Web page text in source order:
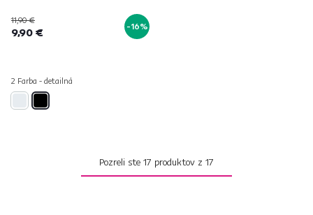
11,90 €
9,90 € -16%
2 Farba - detailná
Pozreli ste 17 produktov z 17